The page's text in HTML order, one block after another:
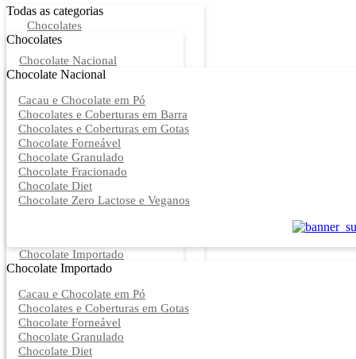
Todas as categorias
Chocolates
Chocolates
Chocolate Nacional
Chocolate Nacional
Cacau e Chocolate em Pó
Chocolates e Coberturas em Barra
Chocolates e Coberturas em Gotas
Chocolate Forneável
Chocolate Granulado
Chocolate Fracionado
Chocolate Diet
Chocolate Zero Lactose e Veganos
Chocolate Importado
Chocolate Importado
Cacau e Chocolate em Pó
Chocolates e Coberturas em Gotas
Chocolate Forneável
Chocolate Granulado
Chocolate Diet